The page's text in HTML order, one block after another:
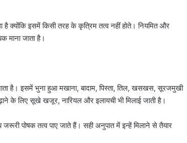
क्योंकि इसमें किसी तरह के कृत्रिम तत्व नहीं होते। नियमित और
माना जाता है।
है। इसमें भुना हुआ मखाना, बादाम, पिस्ता, तिल, खसखस, सूरजमुखी
के लिए सूखे खजूर, नारियल और इलायची भी मिलाई जाती है।
पोषक तत्व पाए जाते हैं। सही अनुपात में इन्हें मिलाने से तैयार